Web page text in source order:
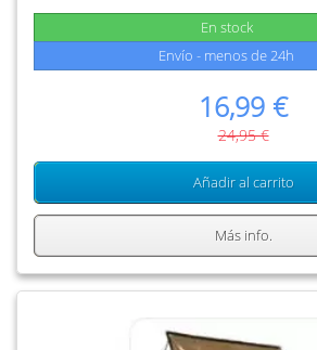
En stock
Envío - menos de 24h
16,99 €
24,95 €
Añadir al carrito
Más info.